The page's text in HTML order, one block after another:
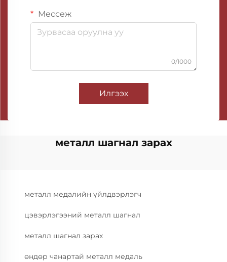
Мессеж
0/1000
Илгээх
металл шагнал зарах
металл медалийн үйлдвэрлэгч
цэвэрлэгээний металл шагнал
металл шагнал зарах
өндөр чанартай металл медаль